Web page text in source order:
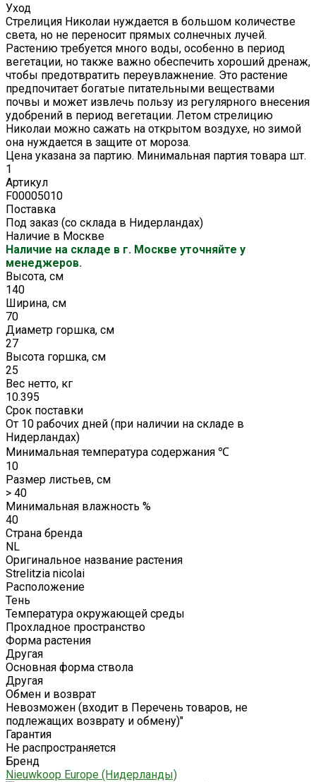
Уход
Стрелиция Николаи нуждается в большом количестве
света, но не переносит прямых солнечных лучей.
Растению требуется много воды, особенно в период
вегетации, но также важно обеспечить хороший дренаж,
чтобы предотвратить переувлажнение. Это растение
предпочитает богатые питательными веществами
почвы и может извлечь пользу из регулярного внесения
удобрений в период вегетации. Летом стрелицию
Николаи можно сажать на открытом воздухе, но зимой
она нуждается в защите от мороза.
Цена указана за партию. Минимальная партия товара шт.
1
Артикул
F00005010
Поставка
Под заказ (со склада в Нидерландах)
Наличие в Москве
Наличие на складе в г. Москве уточняйте у
менеджеров.
Высота, см
140
Ширина, см
70
Диаметр горшка, см
27
Высота горшка, см
25
Вес нетто, кг
10.395
Срок поставки
От 10 рабочих дней (при наличии на складе в
Нидерландах)
Минимальная температура содержания ℃
10
Размер листьев, см
> 40
Минимальная влажность %
40
Страна бренда
NL
Оригинальное название растения
Strelitzia nicolai
Расположение
Тень
Температура окружающей среды
Прохладное пространство
Форма растения
Другая
Основная форма ствола
Другая
Обмен и возврат
Невозможен (входит в Перечень товаров, не
подлежащих возврату и обмену)"
Гарантия
Не распространяется
Бренд
Nieuwkoop Europe (Нидерланды)